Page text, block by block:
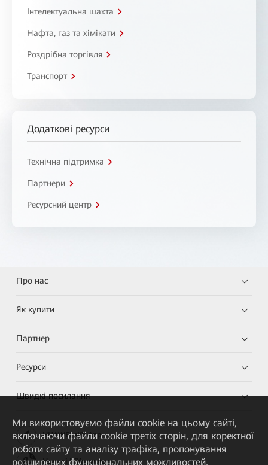
Інтелектуальна шахта
Нафта, газ та хімікати
Роздрібна торгівля
Транспорт
Додаткові ресурси
Технічна підтримка
Партнери
Ресурсний центр
Про нас
Як купити
Партнер
Ресурси
Швидкі посилання
HUAWEI eKit App
Huawei HiKnow App
Ми використовуємо файли cookie на цьому сайті,
включаючи файли cookie третіх сторін, для коректної
роботи сайту та аналізу трафіка, пропонування
розширених функціональних можливостей,